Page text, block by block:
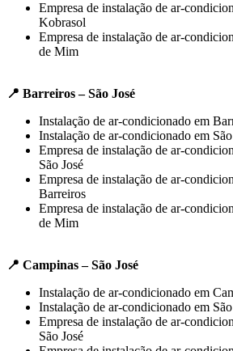
Empresa de instalação de ar-
Kobrasol
Empresa de instalação de ar-
de Mim
📍 Barreiros – São José
Instalação de ar-condicionado em
Instalação de ar-condicionado em
Empresa de instalação de ar-
São José
Empresa de instalação de ar-
Barreiros
Empresa de instalação de ar-
de Mim
📍 Campinas – São José
Instalação de ar-condicionado em
Instalação de ar-condicionado em
Empresa de instalação de ar-
São José